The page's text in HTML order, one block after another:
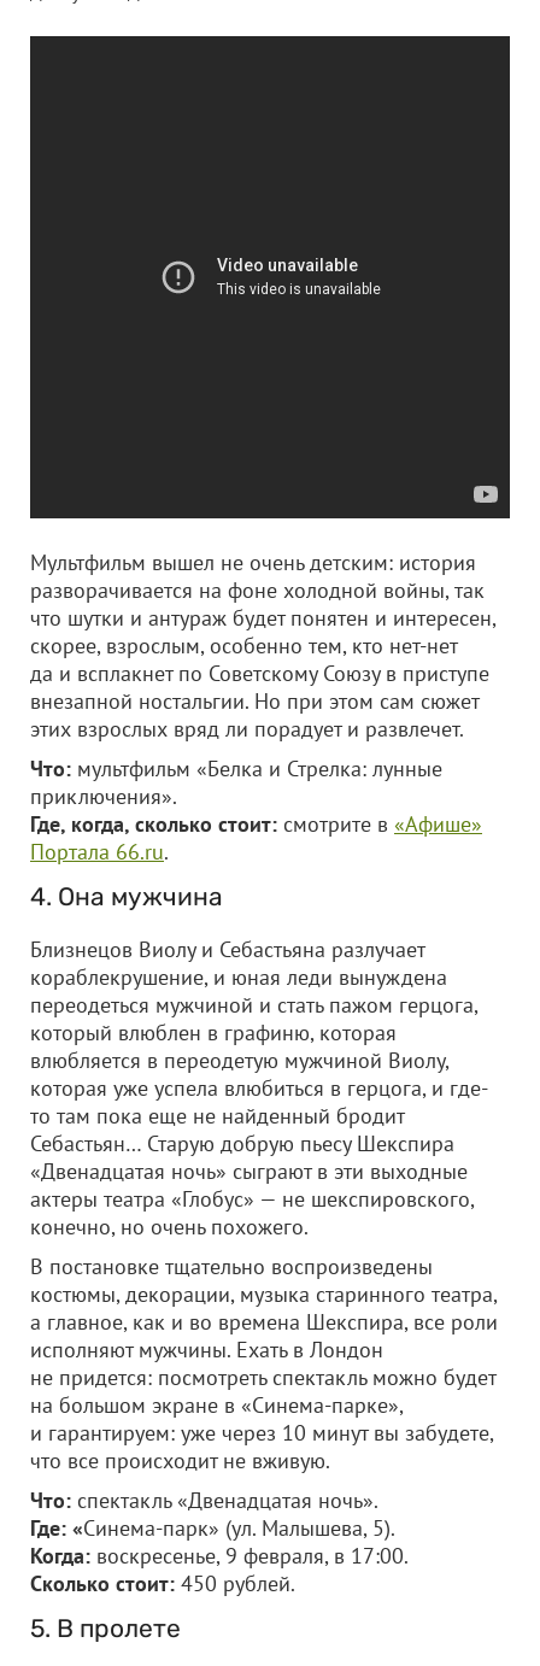
Мультфильм вышел не очень детским: история
разворачивается на фоне холодной войны, так
что шутки и антураж будет понятен и интересен,
скорее, взрослым, особенно тем, кто нет-нет
да и всплакнет по Советскому Союзу в приступе
внезапной ностальгии. Но при этом сам сюжет
этих взрослых вряд ли порадует и развлечет.
Что: мультфильм «Белка и Стрелка: лунные
приключения».
Где, когда, сколько стоит: смотрите в «Афише»
Портала 66.ru.
4. Она мужчина
Близнецов Виолу и Себастьяна разлучает
кораблекрушение, и юная леди вынуждена
переодеться мужчиной и стать пажом герцога,
который влюблен в графиню, которая
влюбляется в переодетую мужчиной Виолу,
которая уже успела влюбиться в герцога, и где-
то там пока еще не найденный бродит
Себастьян… Старую добрую пьесу Шекспира
«Двенадцатая ночь» сыграют в эти выходные
актеры театра «Глобус» — не шекспировского,
конечно, но очень похожего.
В постановке тщательно воспроизведены
костюмы, декорации, музыка старинного театра,
а главное, как и во времена Шекспира, все роли
исполняют мужчины. Ехать в Лондон
не придется: посмотреть спектакль можно будет
на большом экране в «Синема-парке»,
и гарантируем: уже через 10 минут вы забудете,
что все происходит не вживую.
Что: спектакль «Двенадцатая ночь».
Где: «Синема-парк» (ул. Малышева, 5).
Когда: воскресенье, 9 февраля, в 17:00.
Сколько стоит: 450 рублей.
5. В пролете